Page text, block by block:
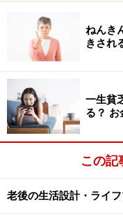
間10年以上であれ
その他に保険、車、
しょう。
3. 使途不明金をなく
家計簿アプリなど利
は全て把握してくだ
たら極力なくしてく
ねんき
きされ
一生貧
る？ お
この記
老後の生活設計・ライ